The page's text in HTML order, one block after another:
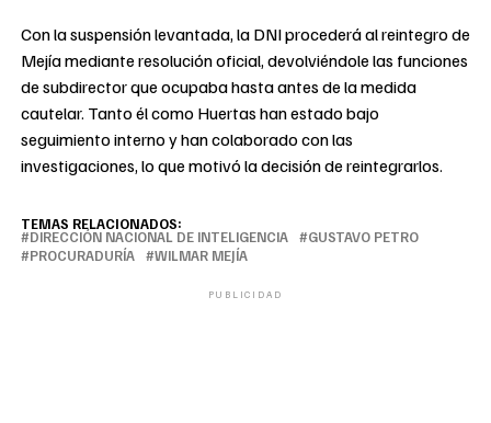
Con la suspensión levantada, la DNI procederá al reintegro de
Mejía mediante resolución oficial, devolviéndole las funciones
de subdirector que ocupaba hasta antes de la medida
cautelar. Tanto él como Huertas han estado bajo
seguimiento interno y han colaborado con las
investigaciones, lo que motivó la decisión de reintegrarlos.
TEMAS RELACIONADOS:
DIRECCIÓN NACIONAL DE INTELIGENCIA
GUSTAVO PETRO
PROCURADURÍA
WILMAR MEJÍA
PUBLICIDAD